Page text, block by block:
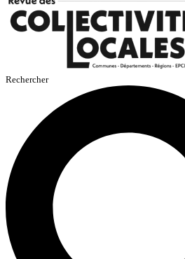
Rechercher